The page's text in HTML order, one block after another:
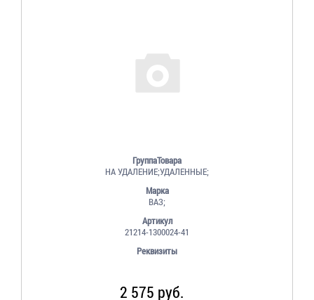
ГруппаТовара
НА УДАЛЕНИЕ;УДАЛЕННЫЕ;
Марка
ВАЗ;
Артикул
21214-1300024-41
Реквизиты
2 575 руб.